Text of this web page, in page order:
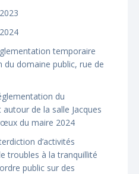
temporaire
du domaine public, rue de
du
de la salle Jacques
du maire 2024
d’activités
troubles à la tranquillité
public sur des